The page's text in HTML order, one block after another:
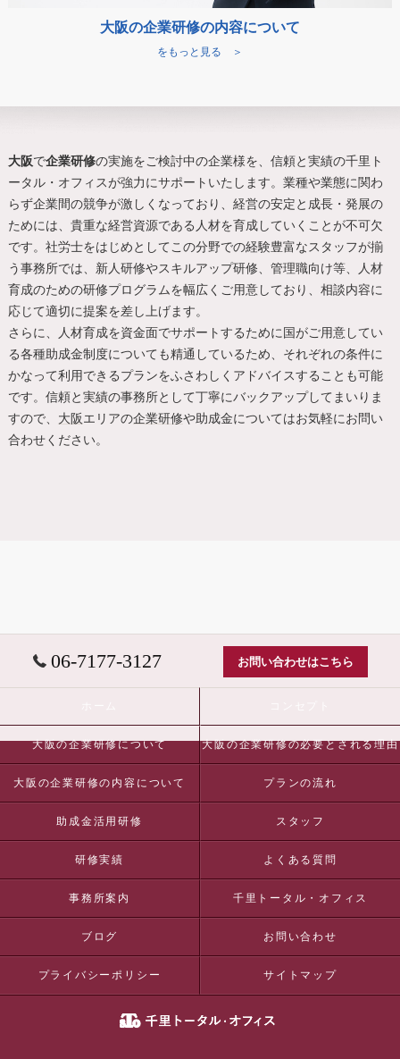
大阪の企業研修の内容について
をもっと見る ＞
大阪で企業研修の実施をご検討中の企業様を、信頼と実績の千里ト
ータル・オフィスが強力にサポートいたします。業種や業態に関わ
らず企業間の競争が激しくなっており、経営の安定と成長・発展の
ためには、貴重な経営資源である人材を育成していくことが不可欠
です。社労士をはじめとしてこの分野での経験豊富なスタッフが揃
う事務所では、新人研修やスキルアップ研修、管理職向け等、人材
育成のための研修プログラムを幅広くご用意しており、相談内容に
応じて適切に提案を差し上げます。
さらに、人材育成を資金面でサポートするために国がご用意してい
る各種助成金制度についても精通しているため、それぞれの条件に
かなって利用できるプランをふさわしくアドバイスすることも可能
です。信頼と実績の事務所として丁寧にバックアップしてまいりま
すので、 大阪 エリアの企業研修や助成金についてはお気軽にお問い
合わせください。
06-7177-3127 お問い合わせはこちら
大阪の企業研修について 大阪の企業研修の必要とされる理由
大阪の企業研修の内容について プランの流れ
助成金活用研修 スタッフ
研修実績 よくある質問
事務所案内 千里トータル・オフィス
ブログ お問い合わせ
プライバシーポリシー サイトマップ